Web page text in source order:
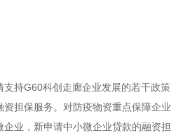
支持G60科创走廊企业发展的若干政策
担保服务。对防疫物资重点保障企业
业，新申请中小微企业贷款的融资担